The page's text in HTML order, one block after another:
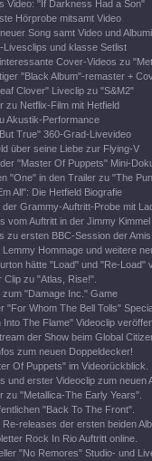
Video: "If Darkness Had a Son"
Hörprobe mitsamt Video
Song samt Video und
Livesclips und klasse Setlist
Cover-Videos zu
"Black Album"-remaster +
Clover" Liveclip zu "S&M2"
zu Netflix-Film mit Hetfield
Akustik-Performance
True" 360-Grad-Livevideo
über seine Liebe zur Flying-V
"Master Of Puppets" Mini-
"One" in den Trailer zu "The
All": Die Hetfield Biografie
der Grammy-Auftritt-Probe mit
vom Auftritt in der Jimmy Kimmel
zu ersten BBC-Session der Amis.
Lemmy Hommage und weitere
hätte "Load" und "Re-Load"
Clip zu "Atlas, Rise!".
zum "Damage Inc." Game
"For Whom The Bell Tolls"
Into The Flame" Videoclip
der Show beim Global
zum neuen Doppeldecker!
Of Puppets" im Videorückblick.
und erster Videoclip zum neuen
zu "Metallica-The Early Years".
"Back To The Front".
Re-releases der ersten beiden
Rock In Rio Auftritt online.
"No Remores" Studio- und